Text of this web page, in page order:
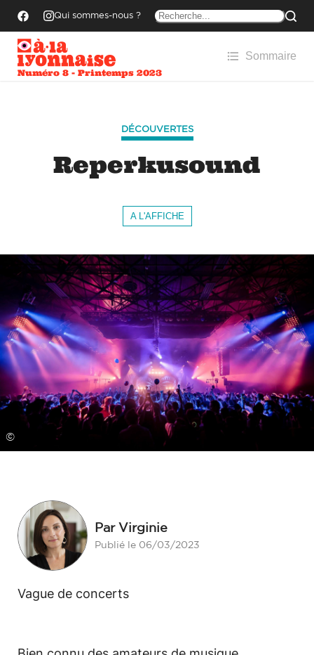
Qui sommes-nous ?
Numéro 8 - Printemps 2023
Sommaire
DÉCOUVERTES
Reperkusound
A L'AFFICHE
©
Par Virginie
Publié le 06/03/2023
Vague de concerts